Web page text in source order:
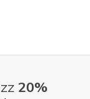
20%